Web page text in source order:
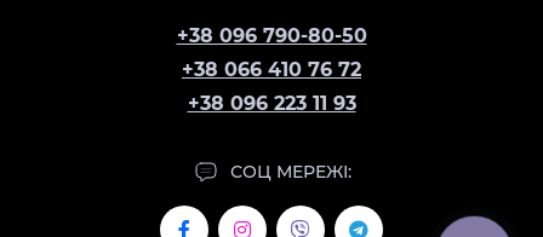
+38 096 790-80-50
+38 066 410 76 72
+38 096 223 11 93
СОЦ МЕРЕЖІ: